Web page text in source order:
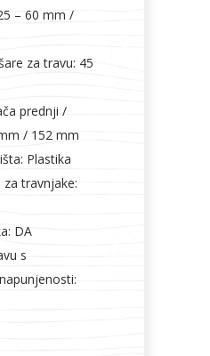
– 60 mm /
za travu: 45
prednji /
/ 152 mm
Plastika
travnjake:
DA
s